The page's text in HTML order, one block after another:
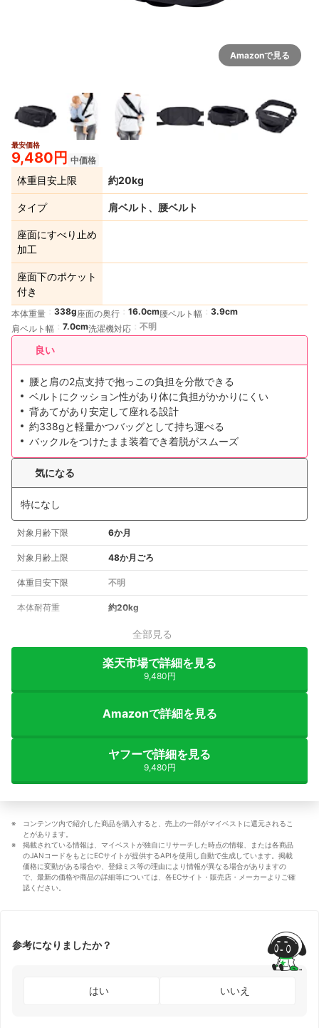
Amazonで見る
最安価格
9,480円 中価格
体重目安上限 約20kg
タイプ 肩ベルト、腰ベルト
座面にすべり止め
加工
座面下のポケット
付き
本体重量 338g座面の奥行 16.0cm腰ベルト幅
3.9cm
肩ベルト幅
7.0cm洗濯機対応 不明
良い
腰と肩の2点支持で抱っこの負担を分散できる
ベルトにクッション性があり体に負担がかかりにくい
背あてがあり安定して座れる設計
約338gと軽量かつバッグとして持ち運べる
バックルをつけたまま装着でき着脱がスムーズ
気になる
特になし
対象月齢下限 6か月
対象月齢上限 48か月ごろ
体重目安下限 不明
本体耐荷重 約20kg
全部見る
楽天市場で詳細を見る
9,480円
Amazonで詳細を見る
ヤフーで詳細を見る
9,480円
コンテンツ内で紹介した商品を購入すると、売上の一部がマイベストに還元されるこ
とがあります。
掲載されている情報は、マイベストが独自にリサーチした時点の情報、または各商品
のJANコードをもとにECサイトが提供するAPIを使用し自動で生成しています。掲載
価格に変動がある場合や、登録ミス等の理由により情報が異なる場合がありますの
で、最新の価格や商品の詳細等については、各ECサイト・販売店・メーカーよりご確
認ください。
参考になりましたか？
はい いいえ